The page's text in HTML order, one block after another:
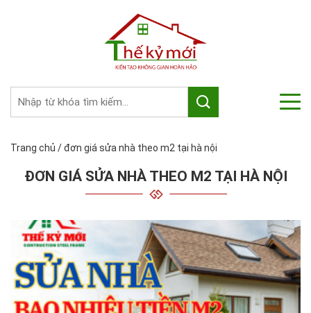
Trang chủ /đơn giá sửa nhà theo m2 tại hà nội
ĐƠN GIÁ SỬA NHÀ THEO M2 TẠI HÀ NỘI